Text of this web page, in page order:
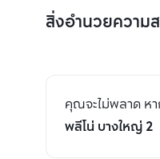
สิ่งอำนวยความ
คุณจะไม่พลาด หา
พลีโน่ บางใหญ่ 2